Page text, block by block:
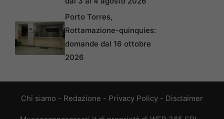
Porto Torres,
Rottamazione-quinquies:
domande dal 16 ottobre
2026
Chi siamo - Redazione - Privacy Policy - Disclaimer